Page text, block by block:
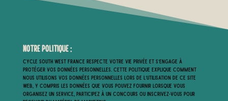
Notre politique :
Cycle South West France respecte votre vie privée et s’engage à
protéger vos données personnelles. Cette politique explique comment
nous utilisons vos données personnelles lors de l’utilisation de ce site
Web, y compris les données que vous pouvez fournir lorsque vous
organisez un service, participez à un concours ou inscrivez-vous pour